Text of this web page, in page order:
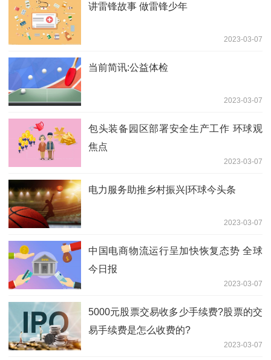
讲雷锋故事 做雷锋少年
2023-03-07
当前简讯:公益体检
2023-03-07
包头装备园区部署安全生产工作 环球观
焦点
2023-03-07
电力服务助推乡村振兴|环球今头条
2023-03-07
中国电商物流运行呈加快恢复态势 全球
今日报
2023-03-07
5000元股票交易收多少手续费?股票的交
易手续费是怎么收费的?
2023-03-07